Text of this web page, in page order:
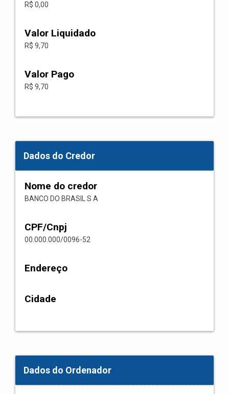
R$ 0,00
Valor Liquidado
R$ 9,70
Valor Pago
R$ 9,70
Dados do Credor
Nome do credor
BANCO DO BRASIL S A
CPF/Cnpj
00.000.000/0096-52
Endereço
Cidade
Dados do Ordenador